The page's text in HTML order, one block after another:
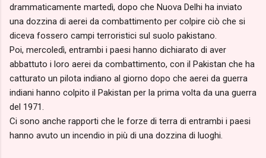
drammaticamente martedì, dopo che Nuova Delhi ha inviato
una dozzina di aerei da combattimento per colpire ciò che si
diceva fossero campi terroristici sul suolo pakistano.
Poi, mercoledì, entrambi i paesi hanno dichiarato di aver
abbattuto i loro aerei da combattimento, con il Pakistan che ha
catturato un pilota indiano al giorno dopo che aerei da guerra
indiani hanno colpito il Pakistan per la prima volta da una guerra
del 1971.
Ci sono anche rapporti che le forze di terra di entrambi i paesi
hanno avuto un incendio in più di una dozzina di luoghi.